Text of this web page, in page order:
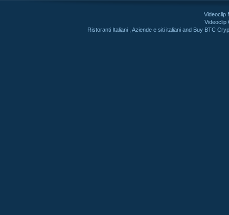
Videoclip
Videoclip
Ristoranti Italiani ,Aziende e siti italiani and Buy BTC